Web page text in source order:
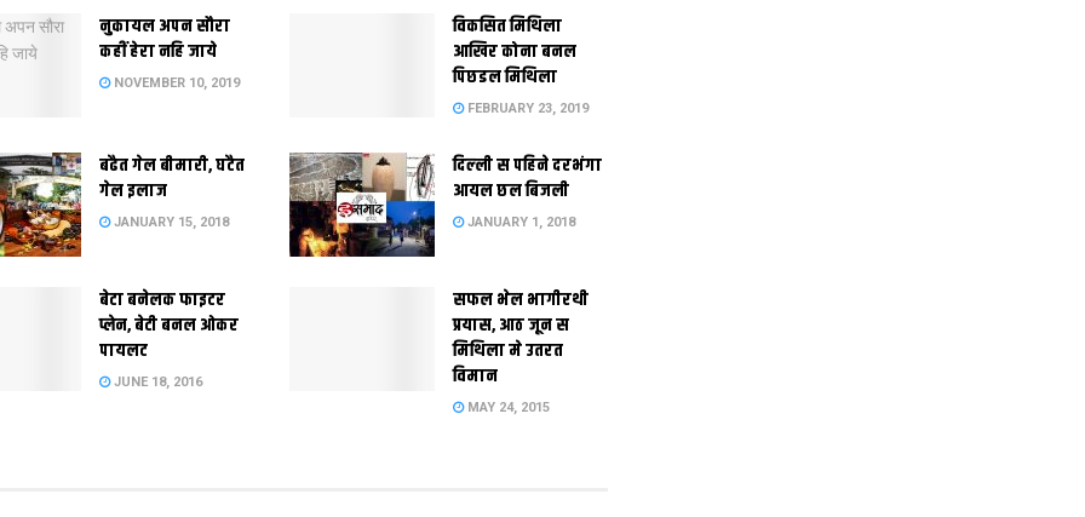
नुकायल अपन सौरा
कहीं हेरा नहि जाये
NOVEMBER 10, 2019
विकसित मिथिला
आखिर कोना बनल
पिछडल मिथिला
FEBRUARY 23, 2019
बढैत गेल बीमारी, घटैत
गेल इलाज
JANUARY 15, 2018
दिल्‍ली स पहिने दरभंगा
आयल छल बिजली
JANUARY 1, 2018
बेटा बनेलक फाइटर
प्लेन, बेटी बनल ओकर
पायलट
JUNE 18, 2016
सफल भेल भागीरथी
प्रयास, आठ जून स
मिथिला मे उतरत
विमान
MAY 24, 2015